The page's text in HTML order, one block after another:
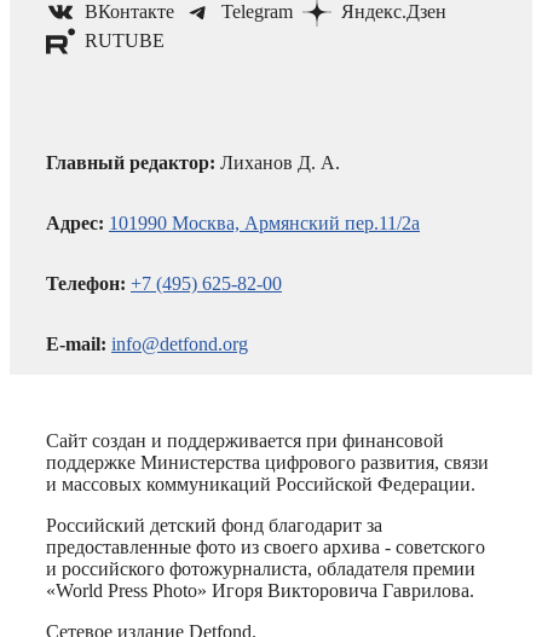
ВКонтакте Telegram
Яндекс.Дзен
RUTUBE
Главный редактор: Лиханов Д. А.
Адрес: 101990 Москва, Армянский пер.11/2а
Телефон: +7 (495) 625-82-00
E-mail: info@detfond.org
Сайт создан и поддерживается при финансовой
поддержке Министерства цифрового развития, связи
и массовых коммуникаций Российской Федерации.
Российский детский фонд благодарит за
предоставленные фото из своего архива - советского
и российского фотожурналиста, обладателя премии
«World Press Photo» Игоря Викторовича Гаврилова.
Сетевое издание Detfond.